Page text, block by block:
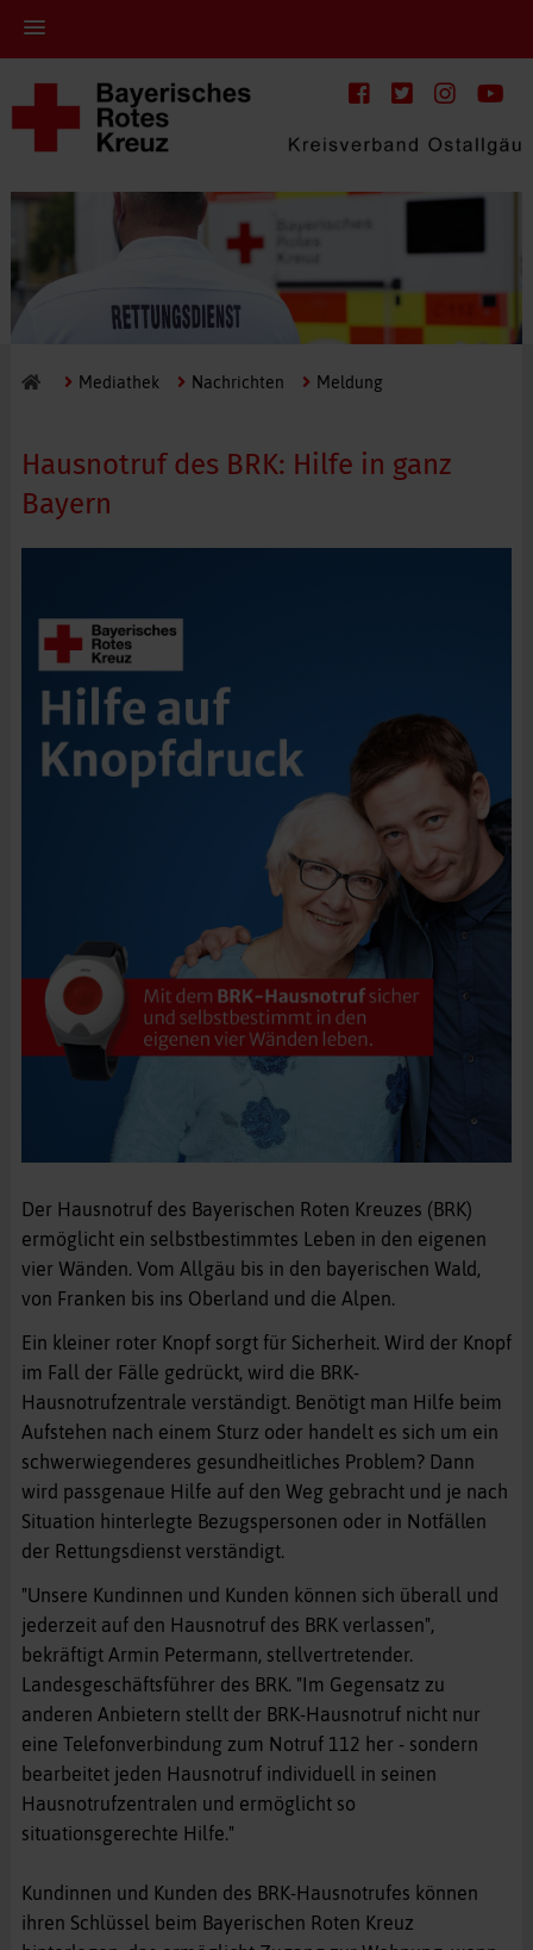
Mediathek Nachrichten Meldung
Hausnotruf des BRK: Hilfe in ganz
Bayern
Der Hausnotruf des Bayerischen Roten Kreuzes (BRK)
ermöglicht ein selbstbestimmtes Leben in den eigenen
vier Wänden. Vom Allgäu bis in den bayerischen Wald,
von Franken bis ins Oberland und die Alpen.
Ein kleiner roter Knopf sorgt für Sicherheit. Wird der Knopf
im Fall der Fälle gedrückt, wird die BRK-
Hausnotrufzentrale verständigt. Benötigt man Hilfe beim
Aufstehen nach einem Sturz oder handelt es sich um ein
schwerwiegenderes gesundheitliches Problem? Dann
wird passgenaue Hilfe auf den Weg gebracht und je nach
Situation hinterlegte Bezugspersonen oder in Notfällen
der Rettungsdienst verständigt.
"Unsere Kundinnen und Kunden können sich überall und
jederzeit auf den Hausnotruf des BRK verlassen",
bekräftigt Armin Petermann, stellvertretender.
Landesgeschäftsführer des BRK. "Im Gegensatz zu
anderen Anbietern stellt der BRK-Hausnotruf nicht nur
eine Telefonverbindung zum Notruf 112 her - sondern
bearbeitet jeden Hausnotruf individuell in seinen
Hausnotrufzentralen und ermöglicht so
situationsgerechte Hilfe."
Kundinnen und Kunden des BRK-Hausnotrufes können
ihren Schlüssel beim Bayerischen Roten Kreuz